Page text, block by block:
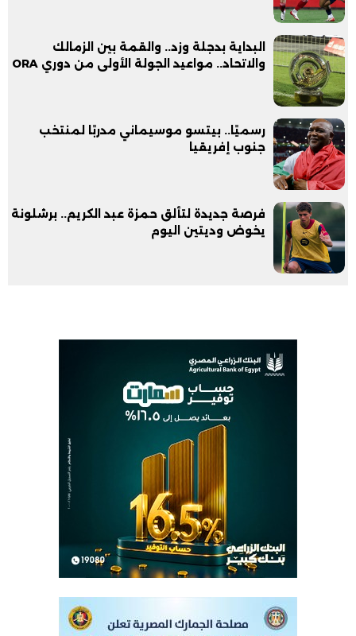
البداية بدجلة وزد.. والقمة بين الزمالك
والاتحاد.. مواعيد الجولة الأولى من دوري ORA
رسميًا.. بيتسو موسيماني مدربًا لمنتخب
جنوب إفريقيا
فرصة جديدة لتألق حمزة عبد الكريم.. برشلونة
يخوض وديتين اليوم